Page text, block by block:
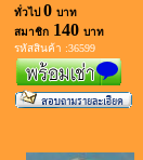
ทั่วไป 0 บาท
สมาชิก140 บาท
รหัสสินค้า :36599